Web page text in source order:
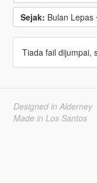
Sejak: Bulan Lepas
Tiada fail dijumpai,
Designed in Alderney
Made in Los Santos